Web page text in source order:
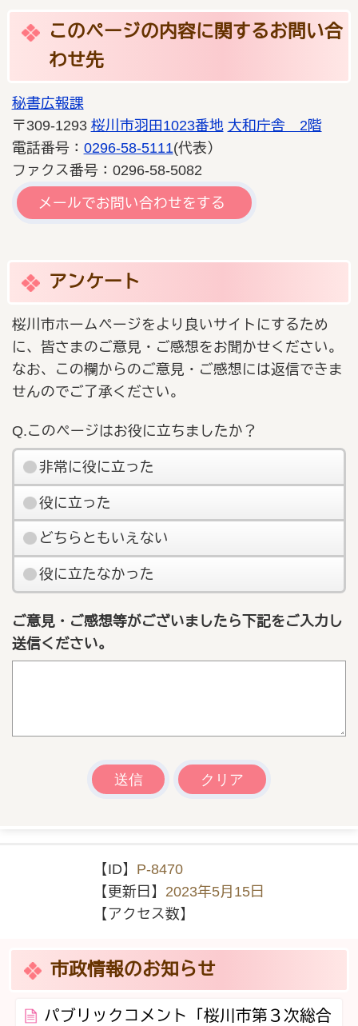
このページの内容に関するお問い合
わせ先
秘書広報課
〒309-1293 桜川市羽田1023番地 大和庁舎 2階
電話番号： 0296-58-5111(代表）
ファクス番号：0296-58-5082
メールでお問い合わせをする
アンケート
桜川市ホームページをより良いサイトにするため
に、皆さまのご意見・ご感想をお聞かせください。
なお、この欄からのご意見・ご感想には返信できま
せんのでご了承ください。
Q.このページはお役に立ちましたか？
非常に役に立った
役に立った
どちらともいえない
役に立たなかった
ご意見・ご感想等がございましたら下記をご入力し
送信ください。
【ID】 P-8470
【更新日】 2023年5月15日
【アクセス数】
市政情報のお知らせ
パブリックコメント「桜川市第３次総合